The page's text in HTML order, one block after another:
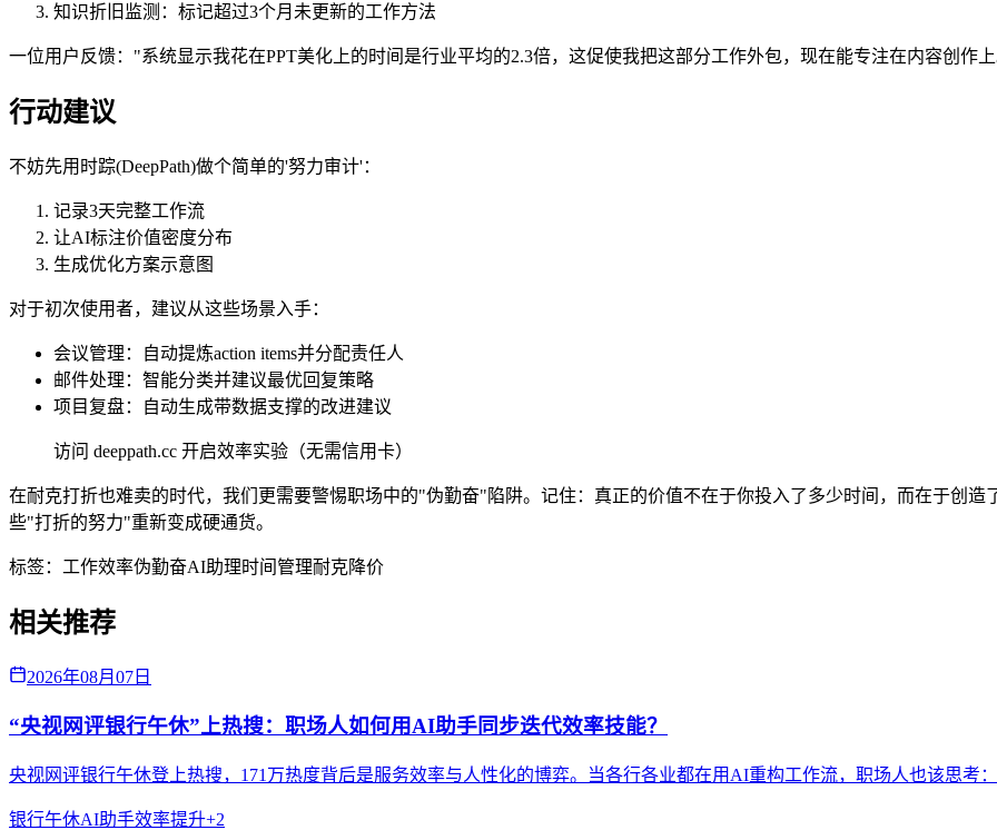
知识折旧监测：标记超过3个月未更新的工作方法
一位用户反馈："系统显示我花在PPT美化上的时间是行业平均的2.3倍，这促使我把这部分工作外包，现在能专注在内容创作
行动建议
不妨先用时踪(DeepPath)做个简单的'努力审计'：
记录3天完整工作流
让AI标注价值密度分布
生成优化方案示意图
对于初次使用者，建议从这些场景入手：
会议管理：自动提炼action items并分配责任人
邮件处理：智能分类并建议最优回复策略
项目复盘：自动生成带数据支撑的改进建议
访问 deeppath.cc 开启效率实验（无需信用卡）
在耐克打折也难卖的时代，我们更需要警惕职场中的"伪勤奋"陷阱。记住：真正的价值不在于你投入了多少时间，而在于创造
些"打折的努力"重新变成硬通货。
标签： 工作效率伪勤奋AI助理时间管理耐克降价
相关推荐
2026年08月07日
“央视网评银行午休”上热搜：职场人如何用AI助手同步迭代效率技能？
央视网评银行午休登上热搜，171万热度背后是服务效率与人性化的博弈。当各行各业都在用AI重构工作流，职场人也该思
银行午休AI助手效率提升+2